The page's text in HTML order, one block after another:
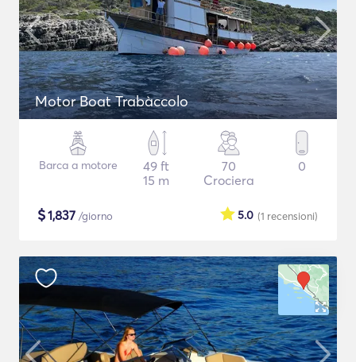
Motor Boat Trabàccolo
Barca a motore
49 ft
15 m
70
Crociera
0
$1,837 /giorno (1 recensioni)
5.0